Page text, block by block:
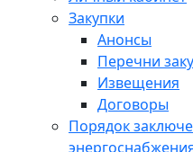
Закупки
Анонсы
Перечни
Извещения
Договоры
Порядок